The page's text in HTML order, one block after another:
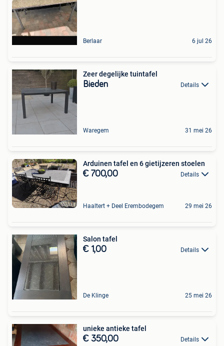
Berlaar 6 jul 26
Zeer degelijke tuintafel
Bieden Details
Waregem 31 mei 26
Arduinen tafel en 6 gietijzeren stoelen
€ 700,00 Details
Haaltert + Deel Erembodegem 29 mei 26
Salon tafel
€ 1,00 Details
De Klinge 25 mei 26
unieke antieke tafel
€ 350,00 Details